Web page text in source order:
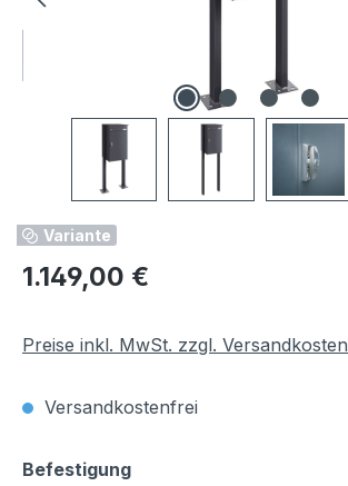
Variante
Regulärer Preis:
1.149,00 €
Preise inkl. MwSt. zzgl. Versandkosten
Versandkostenfrei
Befestigungauswählen